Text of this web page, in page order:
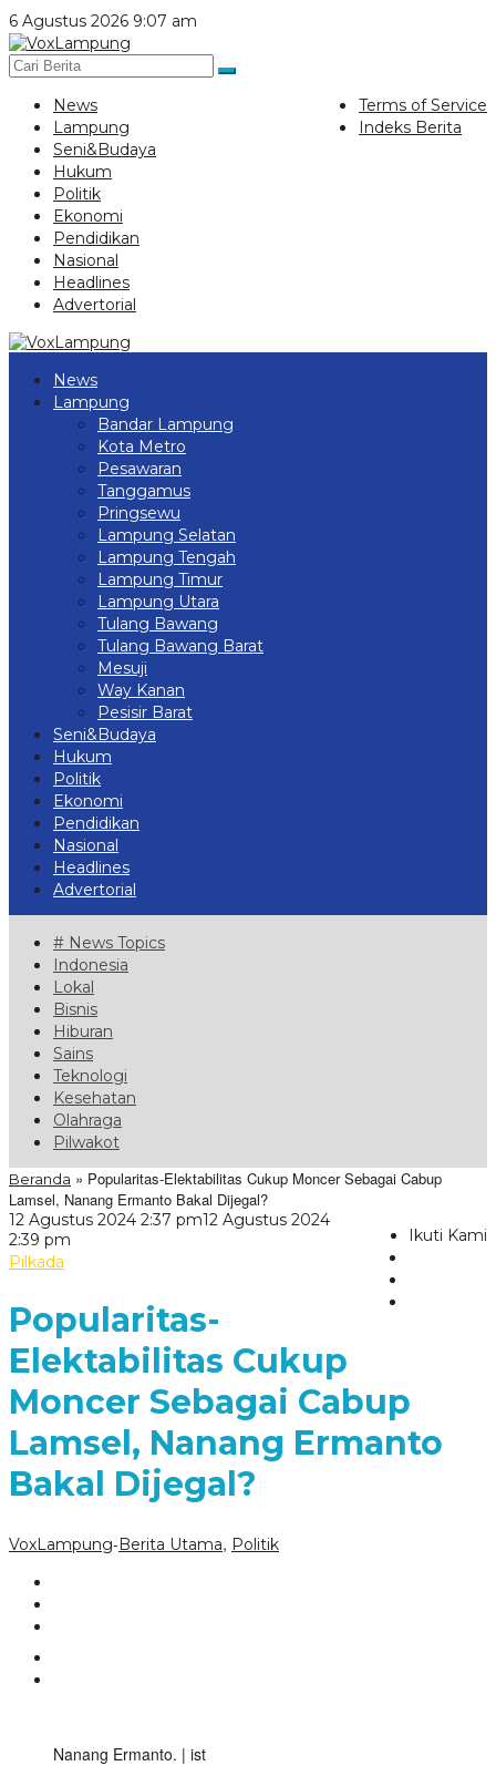
Lewati
ke
konten
6 Agustus 2026 9:07 am
Terms of Service
Indeks Berita
News
Lampung
Seni&Budaya
Hukum
Politik
Ekonomi
Pendidikan
Nasional
Headlines
Advertorial
News
Lampung
Bandar Lampung
Kota Metro
Pesawaran
Tanggamus
Pringsewu
Lampung Selatan
Lampung Tengah
Lampung Timur
Lampung Utara
Tulang Bawang
Tulang Bawang Barat
Mesuji
Way Kanan
Pesisir Barat
Seni&Budaya
Hukum
Politik
Ekonomi
Pendidikan
Nasional
Headlines
Advertorial
# News Topics
Indonesia
Lokal
Bisnis
Hiburan
Sains
Teknologi
Kesehatan
Olahraga
Pilwakot
Beranda » Popularitas-Elektabilitas Cukup Moncer Sebagai Cabup
Lamsel, Nanang Ermanto Bakal Dijegal?
Ikuti Kami
12 Agustus 2024 2:37 pm12 Agustus 2024
2:39 pm
Pilkada
Popularitas-
Elektabilitas Cukup
Moncer Sebagai Cabup
Lamsel, Nanang Ermanto
Bakal Dijegal?
VoxLampung-Berita Utama, Politik
Nanang Ermanto. | ist